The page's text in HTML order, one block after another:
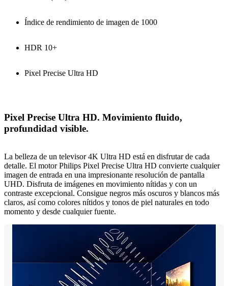
Índice de rendimiento de imagen de 1000
HDR 10+
Pixel Precise Ultra HD
Pixel Precise Ultra HD. Movimiento fluido,
profundidad visible.
La belleza de un televisor 4K Ultra HD está en disfrutar de cada
detalle. El motor Philips Pixel Precise Ultra HD convierte cualquier
imagen de entrada en una impresionante resolución de pantalla
UHD. Disfruta de imágenes en movimiento nítidas y con un
contraste excepcional. Consigue negros más oscuros y blancos más
claros, así como colores nítidos y tonos de piel naturales en todo
momento y desde cualquier fuente.